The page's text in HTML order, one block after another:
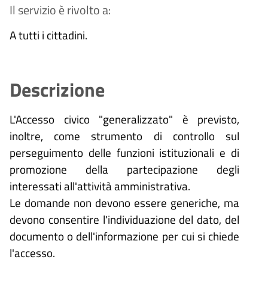
Il servizio è rivolto a:
A tutti i cittadini.
Descrizione
L'Accesso civico "generalizzato" è previsto,
inoltre, come strumento di controllo sul
perseguimento delle funzioni istituzionali e di
promozione della partecipazione degli
interessati all'attività amministrativa.
Le domande non devono essere generiche, ma
devono consentire l'individuazione del dato, del
documento o dell'informazione per cui si chiede
l'accesso.